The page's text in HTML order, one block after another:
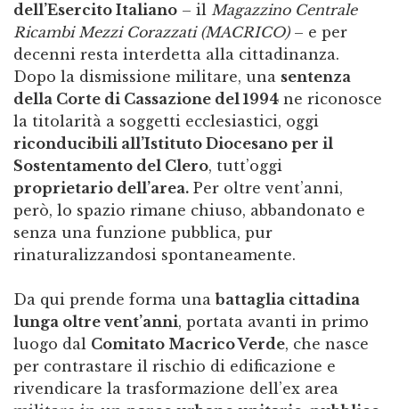
dell’Esercito Italiano – il Magazzino Centrale
Ricambi Mezzi Corazzati (MACRICO)– e per
decenni resta interdetta alla cittadinanza.
Dopo la dismissione militare, una sentenza
della Corte di Cassazione del 1994 ne riconosce
la titolarità a soggetti ecclesiastici, oggi
riconducibili all’Istituto Diocesano per il
Sostentamento del Clero, tutt’oggi
proprietario dell’area. Per oltre vent’anni,
però, lo spazio rimane chiuso, abbandonato e
senza una funzione pubblica, pur
rinaturalizzandosi spontaneamente.
Da qui prende forma unabattaglia cittadina
lunga oltre vent’anni, portata avanti in primo
luogo dal Comitato Macrico Verde, che nasce
per contrastare il rischio di edificazione e
rivendicare la trasformazione dell’ex area